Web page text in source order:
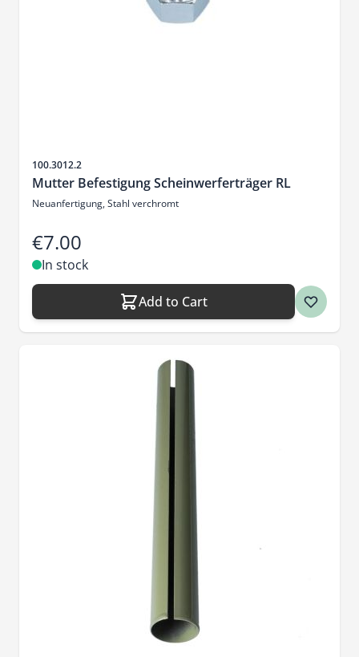
Sku
100.3012.2
Mutter Befestigung Scheinwerferträger RL
Neuanfertigung, Stahl verchromt
€7.00
In stock
Add to Cart